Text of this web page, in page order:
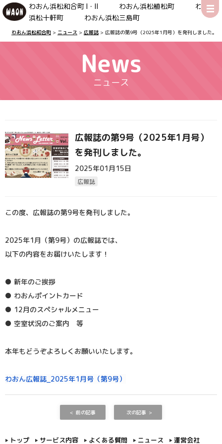
わおん浜松和合町 Ⅰ・Ⅱ わおん浜松植松町 わおん
浜松十軒町 わおん浜松三島町
わおん浜松和合町 > ニュース > 広報誌> 広報誌の第9号（2025年1月号）を発刊しました。
News
ニュース
広報誌の第9号（2025年1月号）
を発刊しました。
2025年01月15日
広報誌
この度、広報誌の第9号を発刊しました。
2025年1月（第9号）の広報誌では、
以下の内容をお届けいたします！
● 新年のご挨拶
● わおんポイントカード
● 12月のスペシャルメニュー
● 空室状況のご案内 等
本年もどうぞよろしくお願いいたします。
わおん広報誌_2025年1月号（第9号）
前の記事 次の記事
トップ サービス内容 よくある質問 ニュース 運営会社